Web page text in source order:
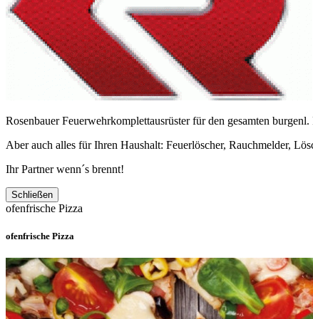
Rosenbauer Feuerwehrkomplettausrüster für den gesamten
Aber auch alles für Ihren Haushalt: Feuerlöscher, Rauchmelder,
Ihr Partner wenn´s brennt!
Schließen
ofenfrische Pizza
ofenfrische Pizza